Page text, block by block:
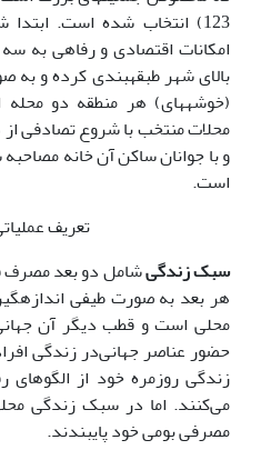
123) انتخاب شده ‌است.
امکانات اقتصادی و رفاهی به
بالای شهر طبقه‏بندی کرده و به
(خوشه‏های) ‌هر‌ منطقه دو
محلات منتخب با شروع تصادفی
و با جوانان ساکن آن خانه
است.
تعریف
سبک زندگیشامل دو بعد
هر بعد به صورت طیفی
محلی است و قطب دیگر آن
حضور عناصر جهانی‌در زندگی
زندگی روزمره خود از
می‌کنند. اما در سبک ‌زندگی
مصرفی بومی خود پایبندند.